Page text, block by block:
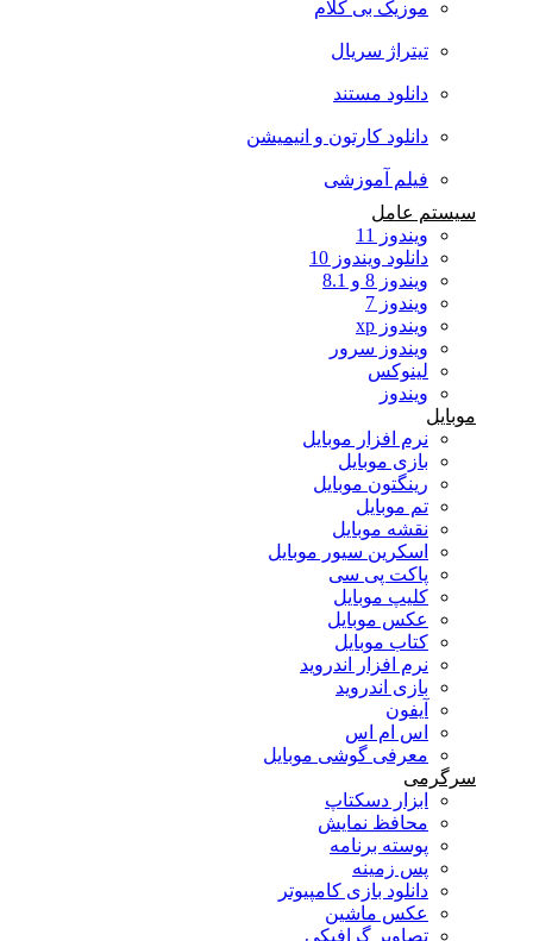
موزیک بی کلام
تیتراژ سریال
دانلود مستند
دانلود کارتون و انیمیشن
فیلم آموزشی
سیستم عامل
ویندوز 11
دانلود ویندوز 10
ویندوز 8 و 8.1
ویندوز 7
ویندوز xp
ویندوز سرور
لینوکس
ویندوز
موبایل
نرم افزار موبایل
بازی موبایل
رینگتون موبایل
تم موبایل
نقشه موبایل
اسکرین سیور موبایل
پاکت پی سی
کلیپ موبایل
عکس موبایل
کتاب موبایل
نرم افزار اندروید
بازی اندروید
آیفون
اس ام اس
معرفی گوشی موبایل
سرگرمی
ابزار دسکتاپ
محافظ نمایش
پوسته برنامه
پس زمینه
دانلود بازی کامپیوتر
عکس ماشین
تصاویر گرافیکی